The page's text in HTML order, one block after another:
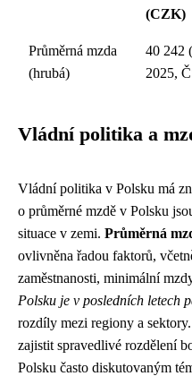
(CZK)
Průměrná mzda
(hrubá)
40 242
2025,
Vládní politika a
Vládní politika v Polsku má
o průměrné mzdě v Polsku
situace v zemi. Průměrná
ovlivněna řadou faktorů,
zaměstnanosti, minimální
Polsku je v posledních letech
rozdíly mezi regiony a
zajistit spravedlivé rozdělení
Polsku často diskutovaným